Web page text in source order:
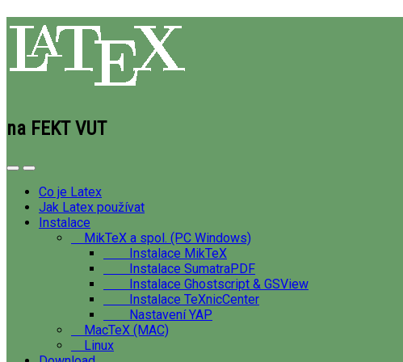
na FEKT VUT
Co je Latex
Jak Latex používat
Instalace
MikTeX a spol. (PC Windows)
Instalace MikTeX
Instalace SumatraPDF
Instalace Ghostscript & GSView
Instalace TeXnicCenter
Nastavení YAP
MacTeX (MAC)
Linux